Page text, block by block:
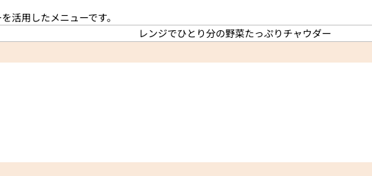
活用したメニューです。